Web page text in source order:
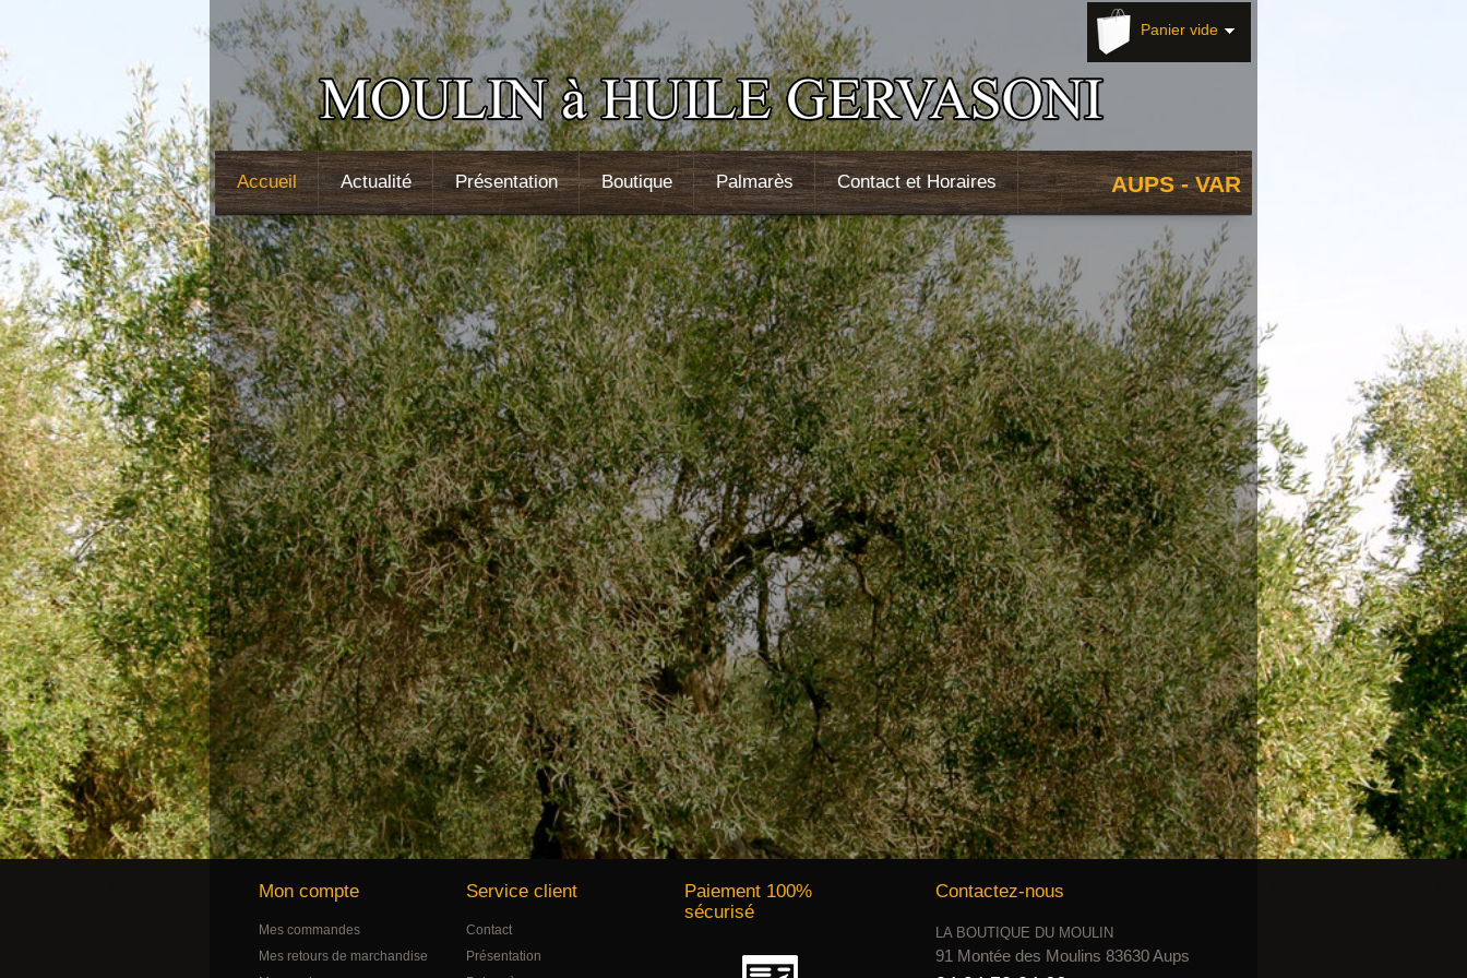
AUPS - VAR
Panier vide
Accueil Actualité Présentation Boutique Palmarès Contact et Horaires
Mon compte
Mes commandes
Mes retours de marchandise
Contactez-nous
LA BOUTIQUE DU MOULIN
91 Montée des Moulins 83630 Aups
Service client
Contact
Présentation
Paiement 100%
sécurisé